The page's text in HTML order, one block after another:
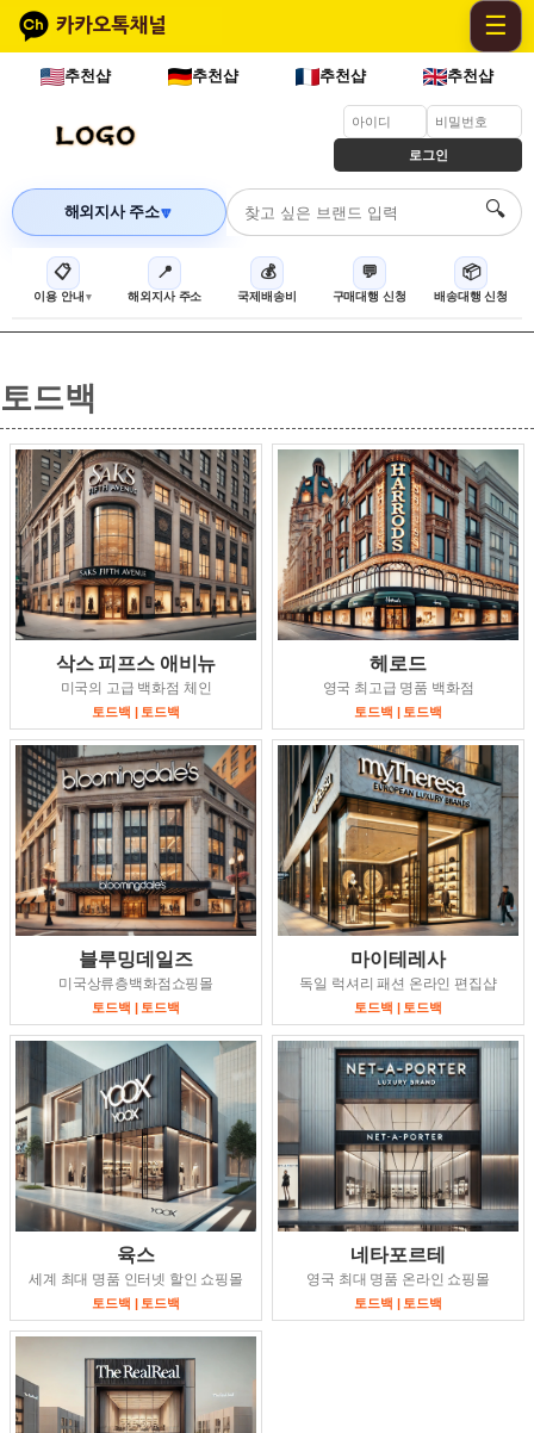
☰
추천샵 추천샵 추천샵 추천샵
로그인
해외지사 주소🔽 🔍
📋
이용 안내
📍
해외지사 주소
💰
국제배송비
💬
구매대행 신청
📦
배송대행 신청
토드백
삭스 피프스 애비뉴
미국의 고급 백화점 체인
토드백 | 토드백
헤로드
영국 최고급 명품 백화점
토드백 | 토드백
블루밍데일즈
미국상류층백화점쇼핑몰
토드백 | 토드백
마이테레사
독일 럭셔리 패션 온라인 편집샵
토드백 | 토드백
육스
세계 최대 명품 인터넷 할인 쇼핑몰
토드백 | 토드백
네타포르테
영국 최대 명품 온라인 쇼핑몰
토드백 | 토드백